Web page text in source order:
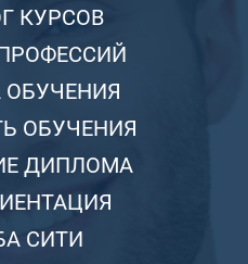
КУРСОВ
ОБУЧЕНИЯ
ОБУЧЕНИЯ
ДИПЛОМА
СИТИ